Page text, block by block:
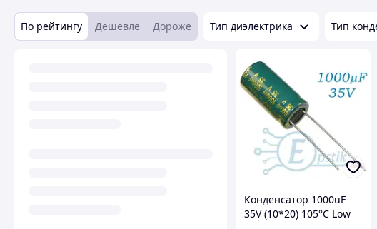
По рейтингу Дешевле Дороже Тип диэлектрика Тип
Конденсатор 1000uF
35V (10*20) 105°C Low